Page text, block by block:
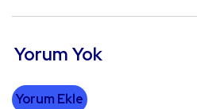
Yorum Yok
Yorum Ekle